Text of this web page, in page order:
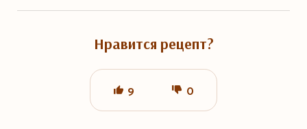
Нравится рецепт?
9 0